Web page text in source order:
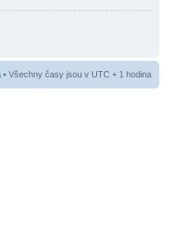
• Všechny časy jsou v UTC + 1 hodina